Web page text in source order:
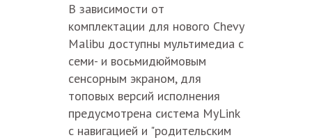
В зависимости от
комплектации для нового Chevy
Malibu доступны мультимедиа с
семи- и восьмидюймовым
сенсорным экраном, для
топовых версий исполнения
предусмотрена система MyLink
с навигацией и "родительским